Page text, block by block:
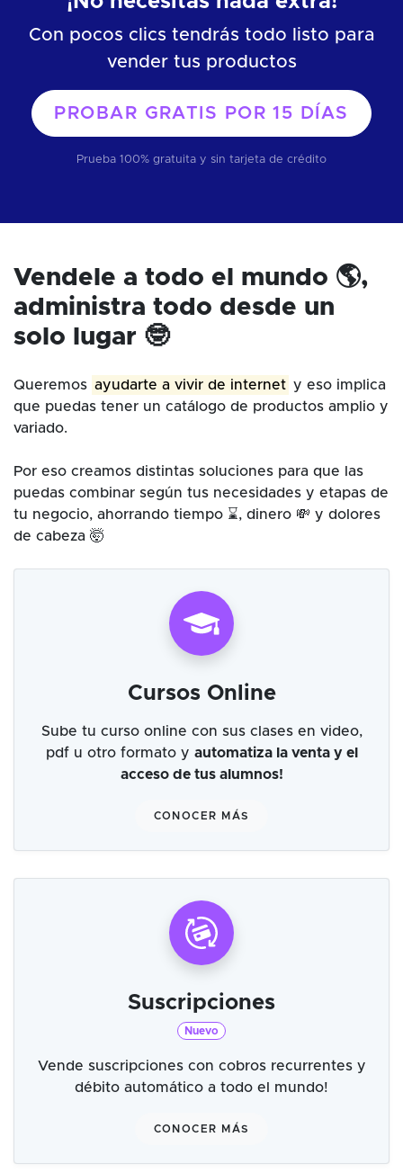
Con pocos clics tendrás todo listo para
vender tus productos
PROBAR GRATIS POR15 DÍAS
Prueba 100% gratuita y sin tarjeta de crédito
Vendele a todo el mundo 🌎,
administra todo desde un
solo lugar 🤓
Queremos ayudarte a vivir de internet y eso implica
que puedas tener un catálogo de productos amplio y
variado.
Por eso creamos distintas soluciones para que las
puedas combinar según tus necesidades y etapas de
tu negocio, ahorrando tiempo ⌛, dinero 💸 y dolores
de cabeza 🤯
Cursos Online
Sube tu curso online con sus clases en video,
pdf u otro formato y automatiza la venta y el
acceso de tus alumnos!
CONOCER MÁS
Suscripciones
Nuevo
Vende suscripciones con cobros recurrentes y
débito automático a todo el mundo!
CONOCER MÁS